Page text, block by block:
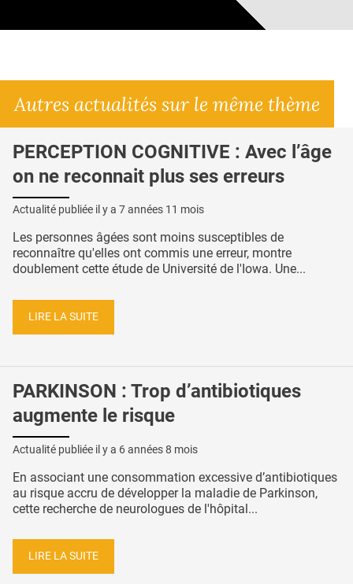
Autres actualités sur le même thème
PERCEPTION COGNITIVE : Avec l’âge
on ne reconnait plus ses erreurs
Actualité publiée il y a 7 années 11 mois
Les personnes âgées sont moins susceptibles de
reconnaître qu'elles ont commis une erreur, montre
doublement cette étude de Université de l'Iowa. Une...
LIRE LA SUITE
PARKINSON : Trop d’antibiotiques
augmente le risque
Actualité publiée il y a 6 années 8 mois
En associant une consommation excessive d’antibiotiques
au risque accru de développer la maladie de Parkinson,
cette recherche de neurologues de l'hôpital...
LIRE LA SUITE